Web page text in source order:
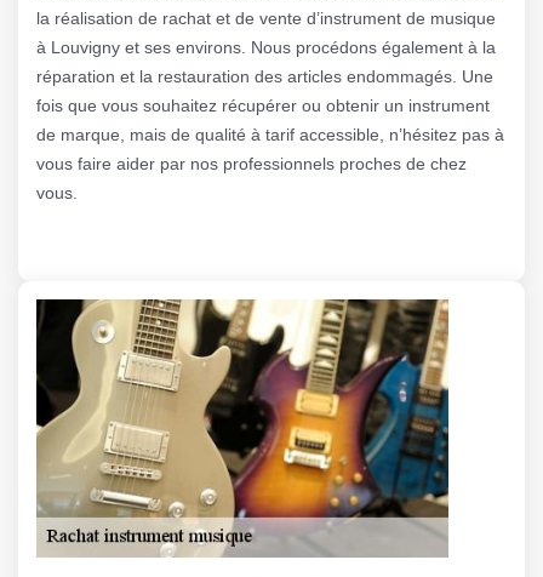
la réalisation de rachat et de vente d’instrument de musique
à Louvigny et ses environs. Nous procédons également à la
réparation et la restauration des articles endommagés. Une
fois que vous souhaitez récupérer ou obtenir un instrument
de marque, mais de qualité à tarif accessible, n’hésitez pas à
vous faire aider par nos professionnels proches de chez
vous.